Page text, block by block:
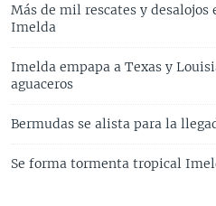
Más de mil rescates y desalojos
Imelda
Imelda empapa a Texas y
aguaceros
Bermudas se alista para la
Se forma tormenta tropical